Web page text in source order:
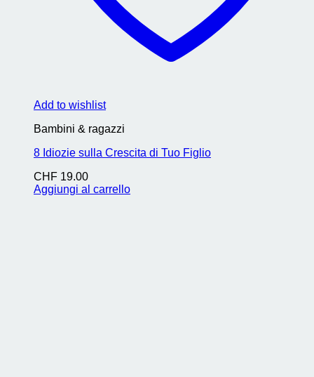
Add to wishlist
Bambini & ragazzi
8 Idiozie sulla Crescita di Tuo Figlio
CHF 19.00
Aggiungi al carrello